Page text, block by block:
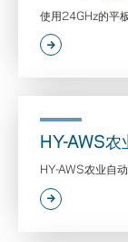
使用24GHz的平板
HY-AWS
HY-AWS农业自动...